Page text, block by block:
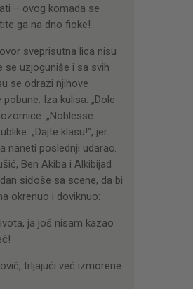
– ovog komada se
ga na dno fioke!
sveprisutna lica nisu
se uzjoguniše i sa svih
se odrazi njihove
Iza kulisa: „Dole
„Noblesse
„Dajte klasu!”, jer
naneti poslednji udarac.
Ben Akiba i Alkibijad
siđoše sa scene, da bi
okrenuo i doviknuo:
ja još nisam kazao
trljajući već izmorene